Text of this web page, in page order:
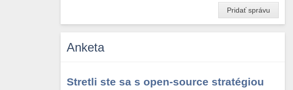
Pridať správu
Anketa
Stretli ste sa s open-source stratégiou